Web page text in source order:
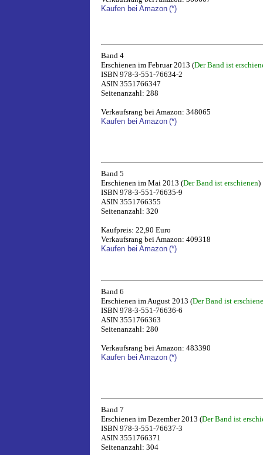
Kaufen bei Amazon (*)
Band 4
Erschienen im Februar 2013 (Der Band ist
ISBN 978-3-551-76634-2
ASIN 3551766347
Seitenanzahl: 288
Verkaufsrang bei Amazon: 348065
Kaufen bei Amazon (*)
Band 5
Erschienen im Mai 2013 (Der Band ist erschienen)
ISBN 978-3-551-76635-9
ASIN 3551766355
Seitenanzahl: 320
Kaufpreis: 22,90 Euro
Verkaufsrang bei Amazon: 409318
Kaufen bei Amazon (*)
Band 6
Erschienen im August 2013 (Der Band ist
ISBN 978-3-551-76636-6
ASIN 3551766363
Seitenanzahl: 280
Verkaufsrang bei Amazon: 483390
Kaufen bei Amazon (*)
Band 7
Erschienen im Dezember 2013 (Der Band ist
ISBN 978-3-551-76637-3
ASIN 3551766371
Seitenanzahl: 304